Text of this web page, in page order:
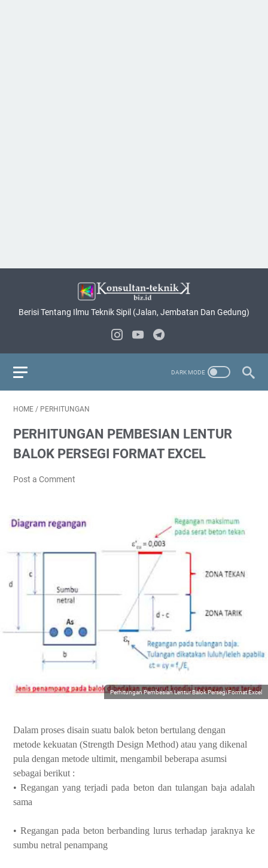
Berisi Tentang Ilmu Teknik Sipil (Jalan, Jembatan Dan Gedung)
HOME / PERHITUNGAN
PERHITUNGAN PEMBESIAN LENTUR
BALOK PERSEGI FORMAT EXCEL
Post a Comment
Perhitungan Pembesian Lentur Balok Persegi Format Excel
Dalam proses disain suatu balok beton bertulang dengan
metode kekuatan (Strength Design Method) atau yang dikenal
pula dengan metode ultimit, mengambil beberapa asumsi
sebagai berikut :
• Regangan yang terjadi pada beton dan tulangan baja adalah
sama
• Regangan pada beton berbanding lurus terhadap jaraknya ke
sumbu netral penampang